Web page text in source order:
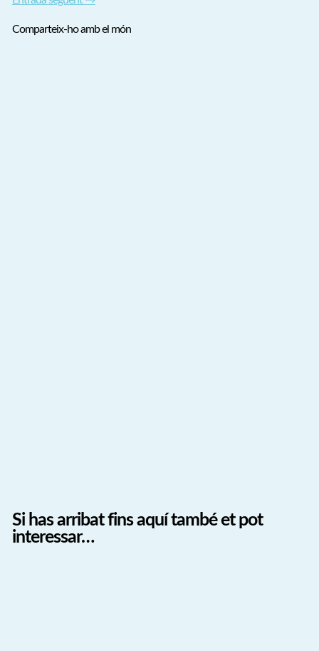
Comparteix-ho amb el món
Si has arribat fins aquí també et pot
interessar…